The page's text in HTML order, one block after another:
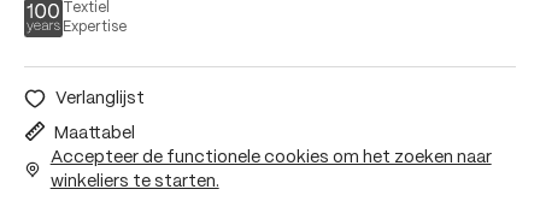
Textiel
Expertise
Verlanglijst
Maattabel
Accepteer de functionele cookies om het zoeken naar
winkeliers te starten.